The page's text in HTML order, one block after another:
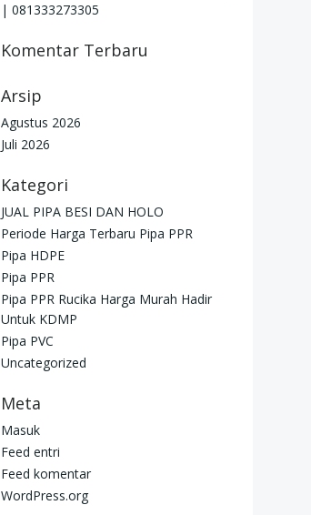
| 081333273305
Komentar Terbaru
Arsip
Agustus 2026
Juli 2026
Kategori
JUAL PIPA BESI DAN HOLO
Periode Harga Terbaru Pipa PPR
Pipa HDPE
Pipa PPR
Pipa PPR Rucika Harga Murah Hadir
Untuk KDMP
Pipa PVC
Uncategorized
Meta
Masuk
Feed entri
Feed komentar
WordPress.org